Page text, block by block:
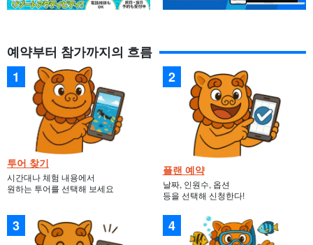
예약부터 참가까지의 흐름
투어 찾기
시간대나 체험 내용에서
원하는 투어를 선택해 보세요
플랜 예약
날짜, 인원수, 옵션
등을 선택해 신청한다!